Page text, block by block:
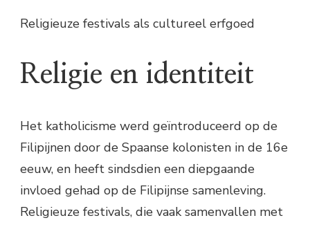
Religieuze festivals als cultureel erfgoed
Religie en identiteit
Het katholicisme werd geïntroduceerd op de
Filipijnen door de Spaanse kolonisten in de 16e
eeuw, en heeft sindsdien een diepgaande
invloed gehad op de Filipijnse samenleving.
Religieuze festivals, die vaak samenvallen met